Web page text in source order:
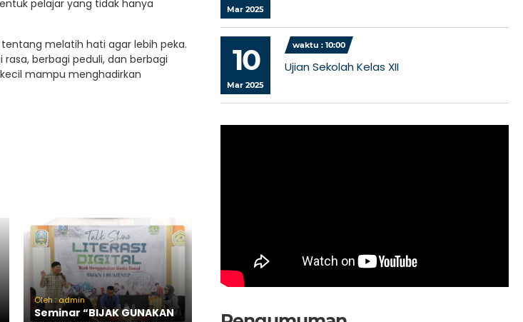
pelajar yang tidak hanya
melatih hati agar lebih peka.
berbagi peduli, dan berbagi
mampu menghadirkan
Oleh : admin
Seminar “BIJAK GUNAKAN
Mar 2025
10
Mar 2025
waktu : 10:00
Ujian Sekolah Kelas XII